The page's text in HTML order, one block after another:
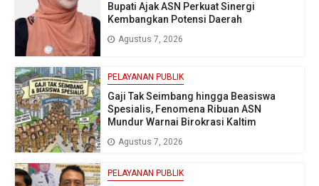
Bupati Ajak ASN Perkuat Sinergi
Kembangkan Potensi Daerah
Agustus 7, 2026
PELAYANAN PUBLIK
Gaji Tak Seimbang hingga Beasiswa
Spesialis, Fenomena Ribuan ASN
Mundur Warnai Birokrasi Kaltim
Agustus 7, 2026
PELAYANAN PUBLIK